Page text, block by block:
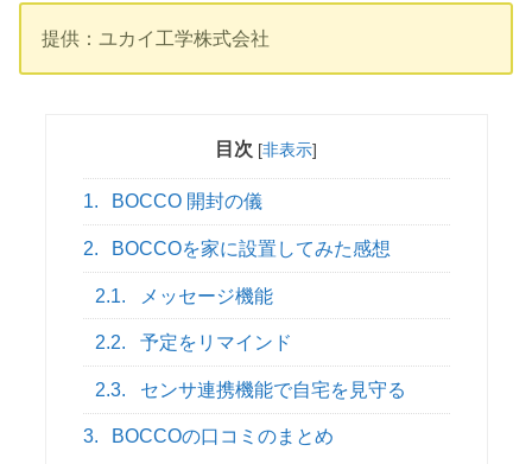
提供：ユカイ工学株式会社
目次 [非表示]
1. BOCCO 開封の儀
2. BOCCOを家に設置してみた感想
2.1. メッセージ機能
2.2. 予定をリマインド
2.3. センサ連携機能で自宅を見守る
3. BOCCOの口コミのまとめ